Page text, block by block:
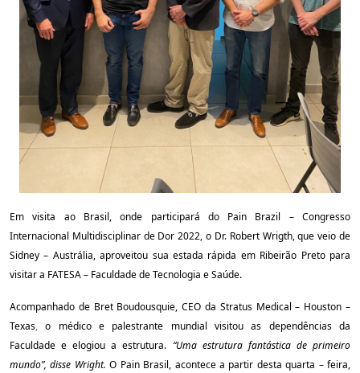
Em visita ao Brasil, onde participará do Pain Brazil – Congresso
Internacional Multidisciplinar de Dor 2022, o Dr. Robert Wrigth, que veio de
Sidney – Austrália, aproveitou sua estada rápida em Ribeirão Preto para
visitar a FATESA – Faculdade de Tecnologia e Saúde.
Acompanhado de Bret Boudousquie, CEO da Stratus Medical – Houston –
Texas,o médico e palestrante mundial visitou as dependências da
Faculdade e elogiou a estrutura. “Uma estrutura fantástica de primeiro
mundo”, disse Wright. O Pain Brasil, acontece a partir desta quarta – feira,